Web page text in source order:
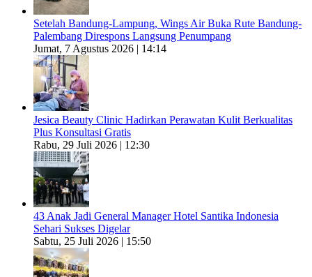
Setelah Bandung-Lampung, Wings Air Buka Rute Bandung-
Palembang Direspons Langsung Penumpang
Jumat, 7 Agustus 2026 | 14:14
Jesica Beauty Clinic Hadirkan Perawatan Kulit Berkualitas
Plus Konsultasi Gratis
Rabu, 29 Juli 2026 | 12:30
43 Anak Jadi General Manager Hotel Santika Indonesia
Sehari Sukses Digelar
Sabtu, 25 Juli 2026 | 15:50